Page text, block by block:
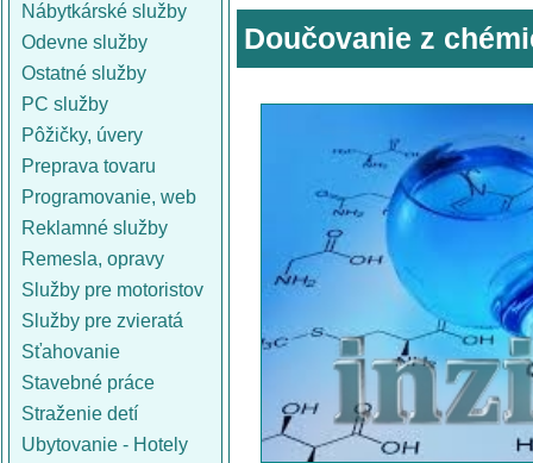
Nábytkárské služby
Odevne služby
Ostatné služby
PC služby
Pôžičky, úvery
Preprava tovaru
Programovanie, web
Reklamné služby
Remesla, opravy
Služby pre motoristov
Služby pre zvieratá
Sťahovanie
Stavebné práce
Straženie detí
Ubytovanie - Hotely
Doučovanie z